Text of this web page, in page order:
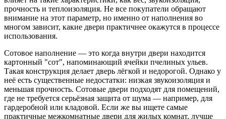
прочность и теплоизоляция. Не все покупатели обращают
внимание на этот параметр, но именно от наполнения во
многом зависит, какие двери практичнее окажутся в процессе
использования.
Сотовое наполнение — это когда внутри двери находится
картонный "сот", напоминающий ячейки пчелиных ульев.
Такая конструкция делает дверь лёгкой и недорогой. Однако у
неё есть существенные недостатки: низкая звукоизоляция и
меньшая прочность. Сотовые двери подходят для помещений,
где не требуется серьёзная защита от шума — например, для
гардеробной или кладовой. Если же вы ищете самые
практичные межкомнатные двери для жилых комнат, лучше